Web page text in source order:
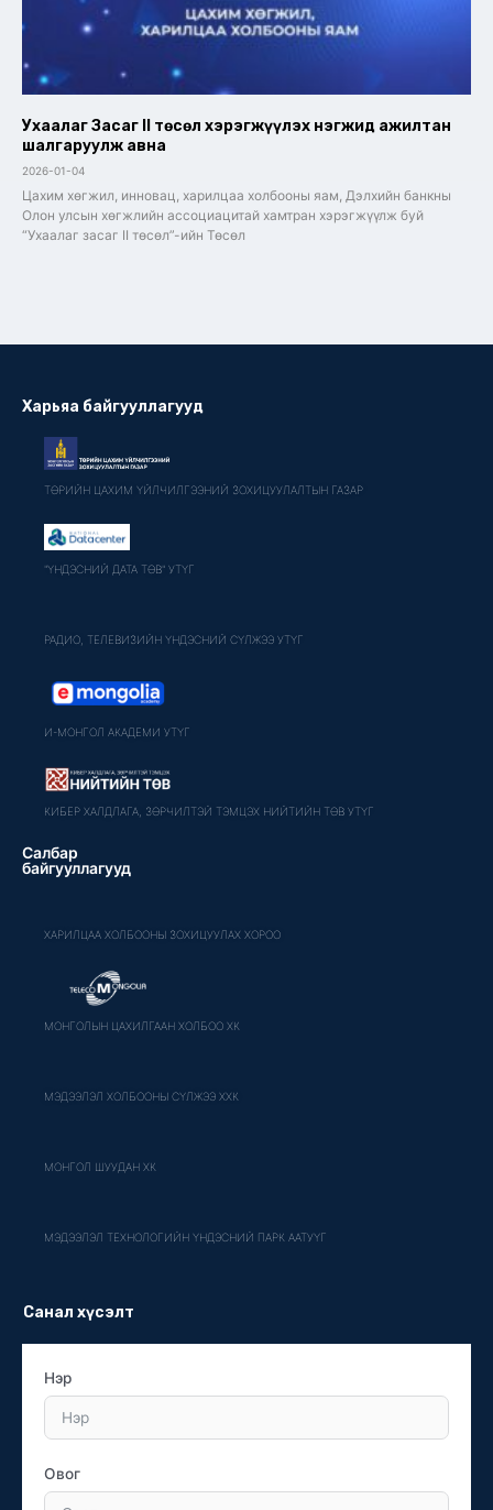
Ухаалаг Засаг II төсөл хэрэгжүүлэх нэгжид ажилтан
шалгаруулж авна
2026-01-04
Цахим хөгжил, инновац, харилцаа холбооны яам, Дэлхийн банкны
Олон улсын хөгжлийн ассоциацитай хамтран хэрэгжүүлж буй
“Ухаалаг засаг II төсөл”-ийн Төсөл
Харьяа байгууллагууд
ТӨРИЙН ЦАХИМ ҮЙЛЧИЛГЭЭНИЙ ЗОХИЦУУЛАЛТЫН ГАЗАР
"ҮНДЭСНИЙ ДАТА ТӨВ" УТҮГ
РАДИО, ТЕЛЕВИЗИЙН ҮНДЭСНИЙ СҮЛЖЭЭ УТҮГ
И-МОНГОЛ АКАДЕМИ УТҮГ
КИБЕР ХАЛДЛАГА, ЗӨРЧИЛТЭЙ ТЭМЦЭХ НИЙТИЙН ТӨВ УТҮГ
Салбар
байгууллагууд
ХАРИЛЦАА ХОЛБООНЫ ЗОХИЦУУЛАХ ХОРОО
МОНГОЛЫН ЦАХИЛГААН ХОЛБОО ХК
МЭДЭЭЛЭЛ ХОЛБООНЫ СҮЛЖЭЭ ХХК
МОНГОЛ ШУУДАН ХК
МЭДЭЭЛЭЛ ТЕХНОЛОГИЙН ҮНДЭСНИЙ ПАРК ААТУҮГ
Санал хүсэлт
Нэр
Овог